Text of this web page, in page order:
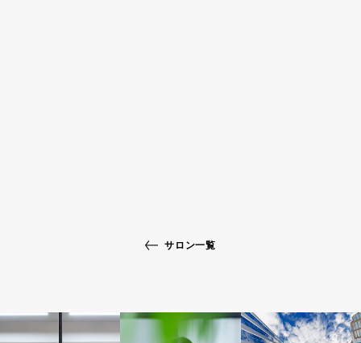
サロン一覧